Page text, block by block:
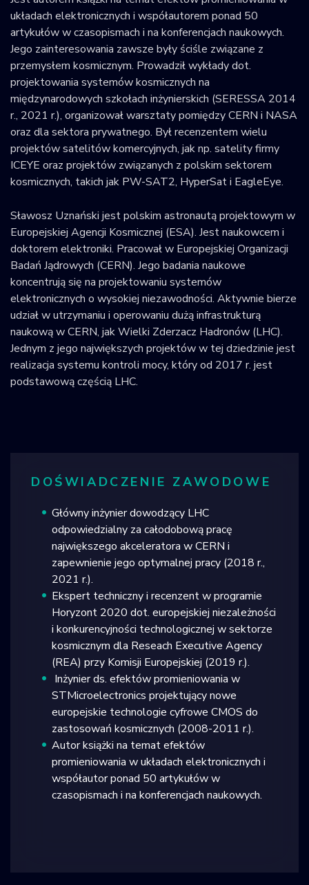
układach elektronicznych i współautorem ponad 50
artykułów w czasopismach i na konferencjach naukowych.
Jego zainteresowania zawsze były ściśle związane z
przemysłem kosmicznym. Prowadził wykłady dot.
projektowania systemów kosmicznych na
międzynarodowych szkołach inżynierskich (SERESSA 2014
r., 2021 r.), organizował warsztaty pomiędzy CERN i NASA
oraz dla sektora prywatnego. Był recenzentem wielu
projektów satelitów komercyjnych, jak np. satelity firmy
ICEYE oraz projektów związanych z polskim sektorem
kosmicznych, takich jak PW-SAT2, HyperSat i EagleEye.
Sławosz Uznański jest polskim astronautą projektowym w
Europejskiej Agencji Kosmicznej (ESA). Jest naukowcem i
doktorem elektroniki. Pracował w Europejskiej Organizacji
Badań Jądrowych (CERN). Jego badania naukowe
koncentrują się na projektowaniu systemów
elektronicznych o wysokiej niezawodności. Aktywnie bierze
udział w utrzymaniu i operowaniu dużą infrastrukturą
naukową w CERN, jak Wielki Zderzacz Hadronów (LHC).
Jednym z jego największych projektów w tej dziedzinie jest
realizacja systemu kontroli mocy, który od 2017 r. jest
podstawową częścią LHC.
DOŚWIADCZENIE ZAWODOWE
Główny inżynier dowodzący LHC
odpowiedzialny za całodobową pracę
największego akceleratora w CERN i
zapewnienie jego optymalnej pracy (2018 r.,
2021 r.).
Ekspert techniczny i recenzent w programie
Horyzont 2020 dot. europejskiej niezależności
i konkurencyjności technologicznej w sektorze
kosmicznym dla Reseach Executive Agency
(REA) przy Komisji Europejskiej (2019 r.).
Inżynier ds. efektów promieniowania w
STMicroelectronics projektujący nowe
europejskie technologie cyfrowe CMOS do
zastosowań kosmicznych (2008-2011 r.).
Autor książki na temat efektów
promieniowania w układach elektronicznych i
współautor ponad 50 artykułów w
czasopismach i na konferencjach naukowych.